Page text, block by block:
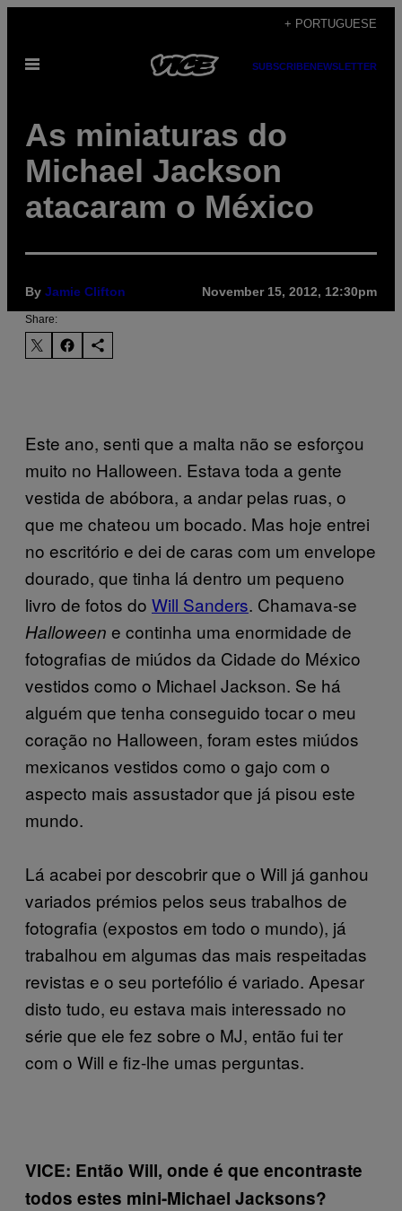
content
+ PORTUGUESE
Open
SUBSCRIBENEWSLETTER
As miniaturas do
Michael Jackson
atacaram o México
By Jamie Clifton November 15, 2012, 12:30pm
Share:
Este ano, senti que a malta não se esforçou
muito no Halloween. Estava toda a gente
vestida de abóbora, a andar pelas ruas, o
que me chateou um bocado. Mas hoje entrei
no escritório e dei de caras com um envelope
dourado, que tinha lá dentro um pequeno
livro de fotos do Will Sanders. Chamava-se
Halloween e continha uma enormidade de
fotografias de miúdos da Cidade do México
vestidos como o Michael Jackson. Se há
alguém que tenha conseguido tocar o meu
coração no Halloween, foram estes miúdos
mexicanos vestidos como o gajo com o
aspecto mais assustador que já pisou este
mundo.
Lá acabei por descobrir que o Will já ganhou
variados prémios pelos seus trabalhos de
fotografia (expostos em todo o mundo), já
trabalhou em algumas das mais respeitadas
revistas e o seu portefólio é variado. Apesar
disto tudo, eu estava mais interessado no
série que ele fez sobre o MJ, então fui ter
com o Will e fiz-lhe umas perguntas.
VICE: Então Will, onde é que encontraste
todos estes mini-Michael Jacksons?